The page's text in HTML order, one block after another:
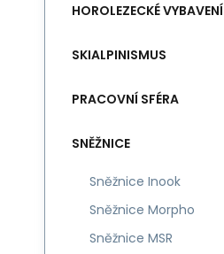
HOROLEZECKÉ VYBAVENÍ
SKIALPINISMUS
PRACOVNÍ SFÉRA
SNĚŽNICE
Sněžnice Inook
Sněžnice Morpho
Sněžnice MSR